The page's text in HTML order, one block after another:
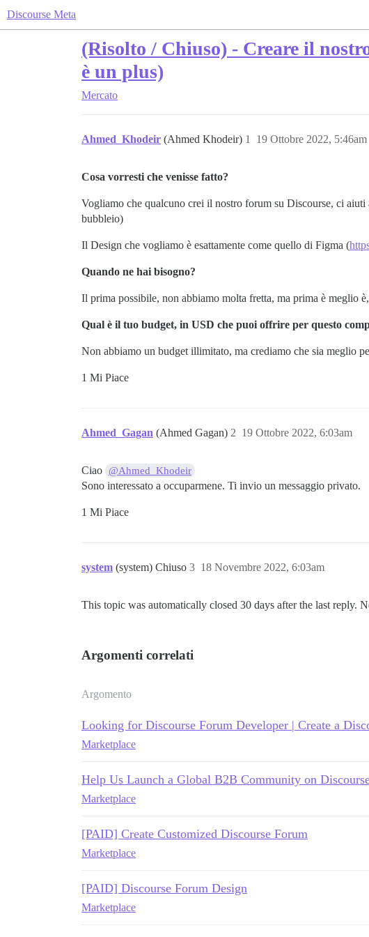
Discourse Meta
(Risolto / Chiuso) - Creare il
è un plus)
Mercato
Ahmed_Khodeir (Ahmed Khodeir) 19 Ottobre 2022, 5:46am
1
Cosa vorresti che venisse fatto?
Vogliamo che qualcuno crei il nostro forum su Discourse, ci
bubbleio)
Il Design che vogliamo è esattamente come quello di Figma (
Quando ne hai bisogno?
Il prima possibile, non abbiamo molta fretta, ma prima è meglio
Qual è il tuo budget, in USD che puoi offrire per questo
Non abbiamo un budget illimitato, ma crediamo che sia meglio
1 Mi Piace
Ahmed_Gagan (Ahmed Gagan) 19 Ottobre 2022, 6:03am
2
Ciao @Ahmed_Khodeir
Sono interessato a occuparmene. Ti invio un messaggio privato.
1 Mi Piace
system (system) Chiuso 18 Novembre 2022, 6:03am
3
This topic was automatically closed 30 days after the last reply.
Argomenti correlati
Argomento
Looking for Discourse Forum Developer | Create a
Marketplace
Help Us Launch a Global B2B Community on
Marketplace
[PAID] Create Customized Discourse Forum
Marketplace
[PAID] Discourse Forum Design
Marketplace